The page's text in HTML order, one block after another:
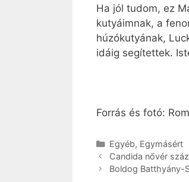
Ha jól tudom, ez
kutyáimnak, a
húzókutyának,
idáig segítettek.
Forrás és fotó:
Kategória
Egyéb, Egymásért
Candida nővér
Boldog Batthyány-